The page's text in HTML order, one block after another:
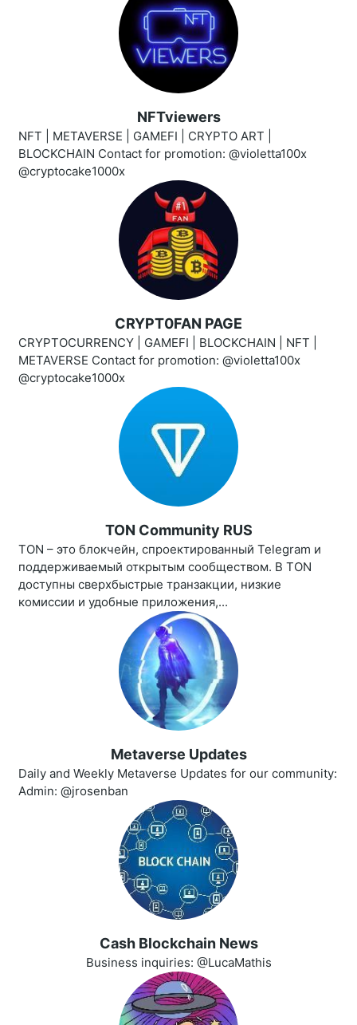
NFTviewers
NFT | METAVERSE | GAMEFI | CRYPTO ART |
BLOCKCHAIN Contact for promotion: @violetta100x
@cryptocake1000x
CRYPT0FAN PAGE
CRYPTOCURRENCY | GAMEFI | BLOCKCHAIN | NFT |
METAVERSE Contact for promotion: @violetta100x
@cryptocake1000x
TON Community RUS
TON – это блокчейн, спроектированный Telegram и
поддерживаемый открытым сообществом. В TON
доступны сверхбыстрые транзакции, низкие
комиссии и удобные приложения,...
Metaverse Updates
Daily and Weekly Metaverse Updates for our community:
Admin: @jrosenban
Cash Blockchain News
Business inquiries: @LucaMathis